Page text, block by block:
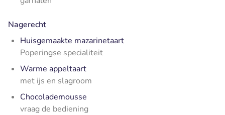
Nagerecht
Huisgemaakte mazarinetaart
Poperingse specialiteit
Warme appeltaart
met ijs en slagroom
Chocolademousse
vraag de bediening